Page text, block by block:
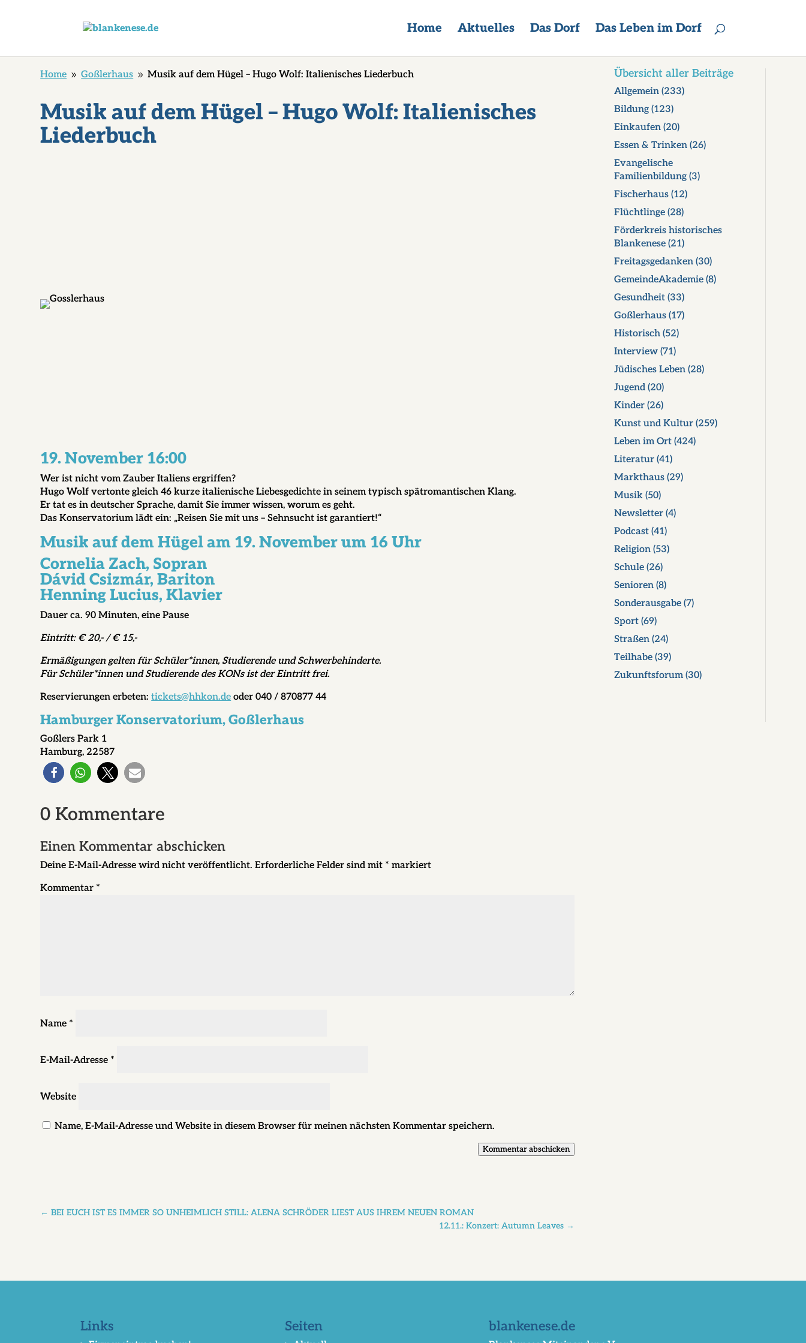
Home Aktuelles Das Dorf Das Leben im Dorf
Home 9 Goßlerhaus 9 Musik auf dem Hügel – Hugo Wolf: Italienisches Liederbuch
Musik auf dem Hügel – Hugo Wolf: Italienisches
Liederbuch
19. November 16:00
Wer ist nicht vom Zauber Italiens ergriffen?
Hugo Wolf vertonte gleich 46 kurze italienische Liebesgedichte in seinem typisch spätromantischen Klang.
Er tat es in deutscher Sprache, damit Sie immer wissen, worum es geht.
Das Konservatorium lädt ein: „Reisen Sie mit uns – Sehnsucht ist garantiert!“
Musik auf dem Hügel am 19. November um 16 Uhr
Cornelia Zach, Sopran
Dávid Csizmár, Bariton
Henning Lucius, Klavier
Dauer ca. 90 Minuten, eine Pause
Eintritt: € 20,- / € 15,-
Ermäßigungen gelten für Schüler*innen, Studierende und Schwerbehinderte.
Für Schüler*innen und Studierende des KONs ist der Eintritt frei.
Reservierungen erbeten:tickets@hhkon.de oder 040 / 870877 44
Hamburger Konservatorium, Goßlerhaus
Goßlers Park 1
Hamburg, 22587
0 Kommentare
Einen Kommentar abschicken
Deine E-Mail-Adresse wird nicht veröffentlicht. Erforderliche Felder sind mit * markiert
Kommentar *
Name *
E-Mail-Adresse *
Website
Name, E-Mail-Adresse und Website in diesem Browser für meinen nächsten Kommentar speichern.
Kommentar abschicken
←BEI EUCH IST ES IMMER SO UNHEIMLICH STILL: ALENA SCHRÖDER LIEST AUS IHREM NEUEN ROMAN
12.11.: Konzert: Autumn Leaves→
Übersicht aller Beiträge
Allgemein (233)
Bildung (123)
Einkaufen (20)
Essen & Trinken (26)
Evangelische
Familienbildung (3)
Fischerhaus (12)
Flüchtlinge (28)
Förderkreis historisches
Blankenese (21)
Freitagsgedanken (30)
GemeindeAkademie (8)
Gesundheit (33)
Goßlerhaus (17)
Historisch (52)
Interview (71)
Jüdisches Leben (28)
Jugend (20)
Kinder (26)
Kunst und Kultur (259)
Leben im Ort (424)
Literatur (41)
Markthaus (29)
Musik (50)
Newsletter (4)
Podcast (41)
Religion (53)
Schule (26)
Senioren (8)
Sonderausgabe (7)
Sport (69)
Straßen (24)
Teilhabe (39)
Zukunftsforum(30)
Links Seiten blankenese.de